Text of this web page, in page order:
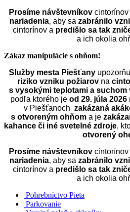
Prosíme návštevníkov cintorínov
nariadenia, aby sa zabránilo
cintorínov a predišlo sa tak
a ich okolia
Zákaz manipulácie s ohňom!
Služby mesta Piešťany
riziko vzniku požiarov na
s vysokými teplotami a suchom
podľa ktorého je od 29. júla 2026
v Piešťanoch zakázaná
s otvoreným ohňoma je
kahance či iné svetelné zdroje,
otvorený
Prosíme návštevníkov cintorínov
nariadenia, aby sa zabránilo
cintorínov a predišlo sa tak
a ich okolia
Pohrebníctvo Pieta
Parkovanie